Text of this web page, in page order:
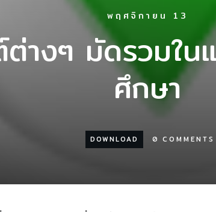
พฤศจิกายน 13
ต่างๆ มัดรวมใน
ศึกษา
DOWNLOAD 0 COMMENTS